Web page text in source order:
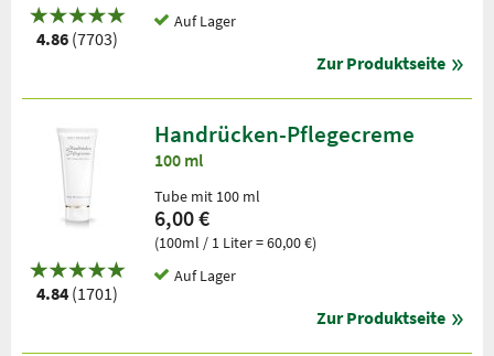
4.86 (7703)
Auf Lager
Zur Produktseite
4.84 (1701)
Handrücken-Pflegecreme
100 ml
Tube mit 100 ml
6,00 €
(100ml / 1 Liter = 60,00 €)
Auf Lager
Zur Produktseite